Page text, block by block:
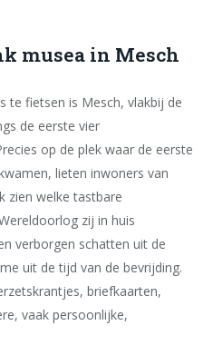
musea in Mesch
te fietsen is Mesch, vlakbij de
de eerste vier
op de plek waar de eerste
lieten inwoners van
zien welke tastbare
zij in huis
verborgen schatten uit de
uit de tijd van de bevrijding.
briefkaarten,
vaak persoonlijke,